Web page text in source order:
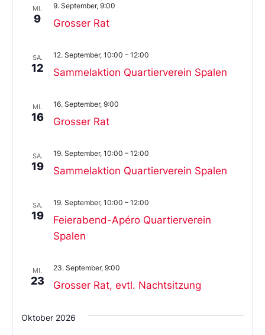
MI.
9 Grosser Rat
9. September, 9:00
SA.
12 Sammelaktion Quartierverein Spalen
12. September, 10:00 – 12:00
MI.
16 Grosser Rat
16. September, 9:00
SA.
19 Sammelaktion Quartierverein Spalen
19. September, 10:00 – 12:00
SA.
19
Feierabend-Apéro Quartierverein
Spalen
19. September, 10:00 – 12:00
MI.
23 Grosser Rat, evtl. Nachtsitzung
23. September, 9:00
Oktober 2026